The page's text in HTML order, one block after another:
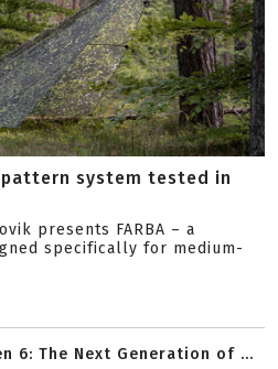
pattern system tested in
presents FARBA – a
specifically for medium-
6: The Next Generation of ...